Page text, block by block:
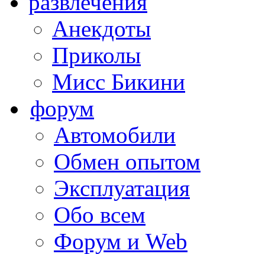
Анекдоты
Приколы
Мисс Бикини
форум
Автомобили
Обмен опытом
Эксплуатация
Обо всем
Форум и Web